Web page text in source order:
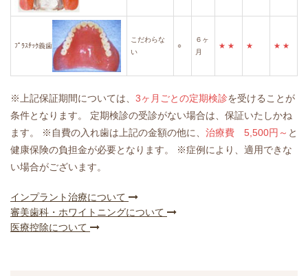
ﾌﾟﾗｽﾁｯｸ義歯
こだわらな
い
○
６ヶ
月
★ ★ ★ ★ ★
※上記保証期間については、 3ヶ月ごとの定期検診を受けることが
条件となります。
定期検診の受診がない場合は、保証いたしかね
ます。
※自費の入れ歯は上記の金額の他に、 治療費 5,500円～ と
健康保険の負担金が必要となります。
※症例により、適用できな
い場合がございます。
インプラント治療について
審美歯科・ホワイトニングについて
医療控除について